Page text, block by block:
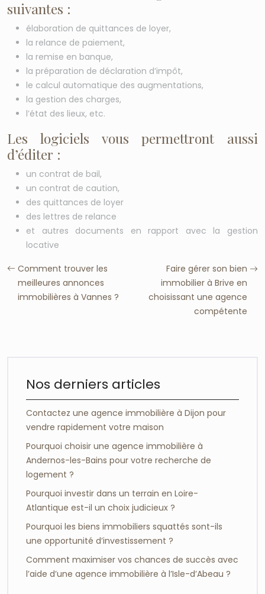
suivantes :
élaboration de quittances de loyer,
la relance de paiement,
la remise en banque,
la préparation de déclaration d’impôt,
le calcul automatique des augmentations,
la gestion des charges,
l’état des lieux, etc.
Les logiciels vous permettront aussi
d’éditer :
un contrat de bail,
un contrat de caution,
des quittances de loyer
des lettres de relance
et autres documents en rapport avec la gestion
locative
Comment trouver les
meilleures annonces
immobilières à Vannes ?
Faire gérer son bien
immobilier à Brive en
choisissant une agence
compétente
Nos derniers articles
Contactez une agence immobilière à Dijon pour
vendre rapidement votre maison
Pourquoi choisir une agence immobilière à
Andernos-les-Bains pour votre recherche de
logement ?
Pourquoi investir dans un terrain en Loire-
Atlantique est-il un choix judicieux ?
Pourquoi les biens immobiliers squattés sont-ils
une opportunité d’investissement ?
Comment maximiser vos chances de succès avec
l’aide d’une agence immobilière à l’Isle-d’Abeau ?